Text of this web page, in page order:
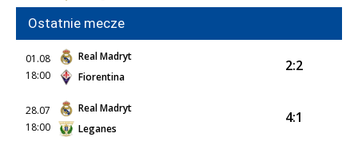
Ostatnie mecze
01.08
18:00
Real Madryt
Fiorentina
2:2
28.07
18:00
Real Madryt
Leganes
4:1